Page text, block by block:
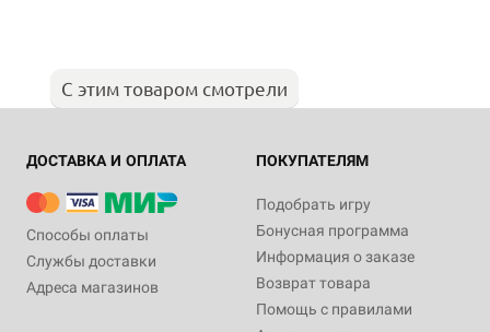
С этим товаром смотрели
ДОСТАВКА И ОПЛАТА
Способы оплаты
Службы доставки
Адреса магазинов
ПОКУПАТЕЛЯМ
Подобрать игру
Бонусная программа
Информация о заказе
Возврат товара
Помощь с правилами